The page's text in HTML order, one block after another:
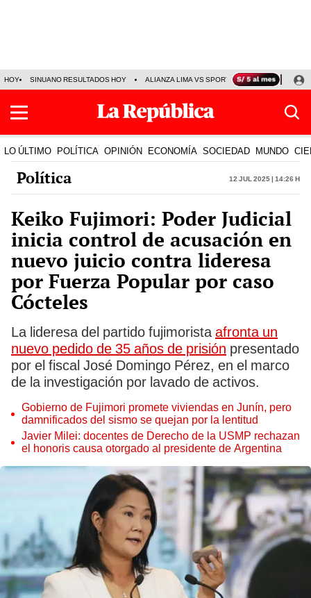
HOY SINUANO RESULTADOS HOY ALIANZA LIMA VS SPORT BOYS JORGE
LO ÚLTIMO POLÍTICA OPINIÓN ECONOMÍA SOCIEDAD MUNDO
Política 12 Jul 2025 | 14:26 h
Keiko Fujimori: Poder Judicial
inicia control de acusación en
nuevo juicio contra lideresa
por Fuerza Popular por caso
Cócteles
La lideresa del partido fujimorista afronta un
nuevo pedido de 35 años de prisión presentado
por el fiscal José Domingo Pérez, en el marco
de la investigación por lavado de activos.
Gobierno de Fujimori promete viviendas en Junín, pero
damnificados del sismo se quejan por la lentitud
Javier Milei: docentes de Derecho de la USMP rechazan
el honoris causa otorgado al presidente de Argentina